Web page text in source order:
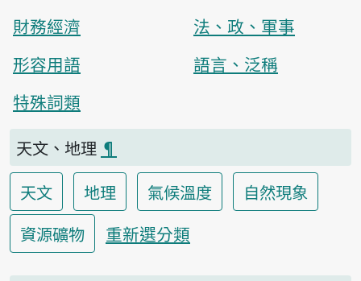
財務經濟
法、政、軍事
形容用語
語言、泛稱
特殊詞類
天文、地理 ¶
天文
地理 氣候溫度
自然現象
資源礦物
重新選分類